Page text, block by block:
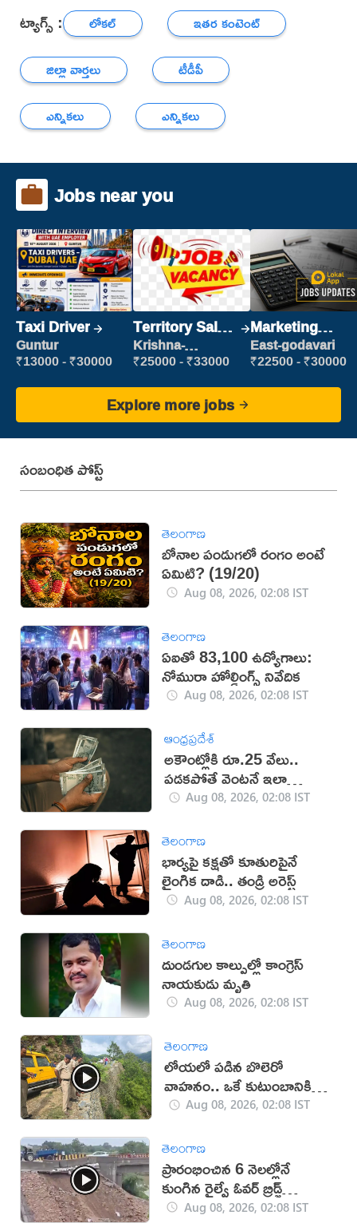
ట్యాగ్స్ : లోకల్
ఇతర కంటెంట్
జిల్లా వార్తలు
టీడీపీ
ఎన్నికలు
ఎన్నికలు
Jobs near you
Taxi Driver
Guntur
₹13000 - ₹30000
Territory Sales
Manager
Krishna-
vijayawada
₹25000 - ₹33000
Marketing
Executive
East-godavari
₹22500 - ₹30000
Explore more jobs
సంబంధిత పోస్ట్
తెలంగాణ
బోనాల పండుగలో రంగం అంటే
ఏమిటి? (19/20)
Aug 08, 2026, 02:08 IST
తెలంగాణ
ఏఐతో 83,100 ఉద్యోగాలు:
నోమురా హోల్డింగ్స్ నివేదిక
Aug 08, 2026, 02:08 IST
ఆంధ్రప్రదేశ్
అకౌంట్లోకి రూ.25 వేలు..
పడకపోతే వెంటనే ఇలా
చేయండి!
Aug 08, 2026, 02:08 IST
తెలంగాణ
భార్యపై కక్షతో కూతురిపైనే
లైంగిక దాడి.. తండ్రి అరెస్ట్
Aug 08, 2026, 02:08 IST
తెలంగాణ
దుండగుల కాల్పుల్లో కాంగ్రెస్
నాయకుడు మృతి
Aug 08, 2026, 02:08 IST
తెలంగాణ
లోయలో పడిన బొలెరో
వాహనం.. ఒకే కుటుంబానికి
చెందిన ఆరుగురు మృతి
Aug 08, 2026, 02:08 IST
తెలంగాణ
ప్రారంభించిన 6 నెలల్లోనే
కుంగిన రైల్వే ఓవర్‌ బ్రిడ్జ్
(VIDEO)
Aug 08, 2026, 02:08 IST